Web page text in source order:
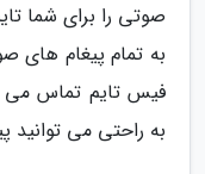
صوتی را برای شما
به تمام پیغام های
فیس تایم تماس می
به راحتی می توانید